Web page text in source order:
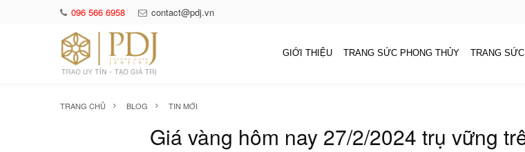
096 566 6958 contact@pdj.vn
GIỚI THIỆU TRANG SỨC PHONG THỦY TRANG
TRANG CHỦ BLOG TIN MỚI
Giá vàng hôm nay 27/2/2024 trụ vững